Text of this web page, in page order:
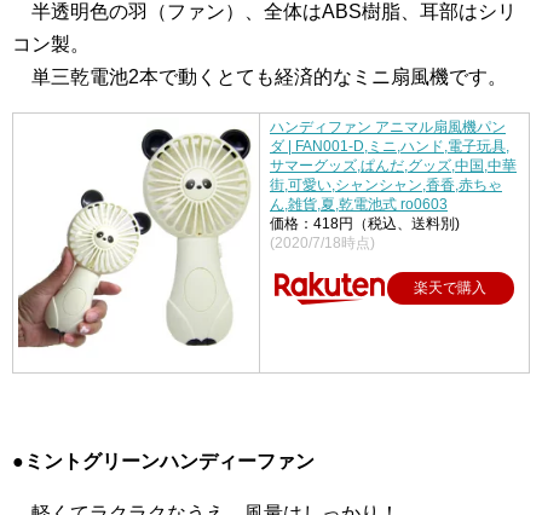
半透明色の羽（ファン）、全体はABS樹脂、耳部はシリ
コン製。
単三乾電池2本で動くとても経済的なミニ扇風機です。
ハンディファン アニマル扇風機パン
ダ | FAN001-D,ミニ,ハンド,電子玩具,
サマーグッズ,ぱんだ,グッズ,中国,中華
街,可愛い,シャンシャン,香香,赤ちゃ
ん,雑貨,夏,乾電池式 ro0603
価格：418円（税込、送料別)
(2020/7/18時点)
楽天で購入
●ミントグリーンハンディーファン